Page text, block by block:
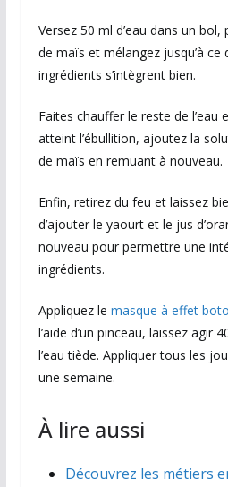
Versez 50 ml d’eau dans un
de maïs et mélangez jusqu’à ce
ingrédients s’intègrent bien.
Faites chauffer le reste de l’eau
atteint l’ébullition, ajoutez la
de maïs en remuant à nouveau.
Enfin, retirez du feu et laissez
d’ajouter le yaourt et le jus
nouveau pour permettre une
ingrédients.
Appliquez le masque à effet
l’aide d’un pinceau, laissez agir
l’eau tiède. Appliquer tous les
une semaine.
À lire aussi
Découvrez les métiers